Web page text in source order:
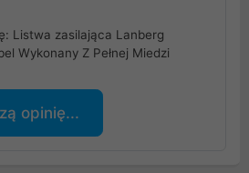
Listwa zasilająca Lanberg
Wykonany Z Pełnej Miedzi
opinię...